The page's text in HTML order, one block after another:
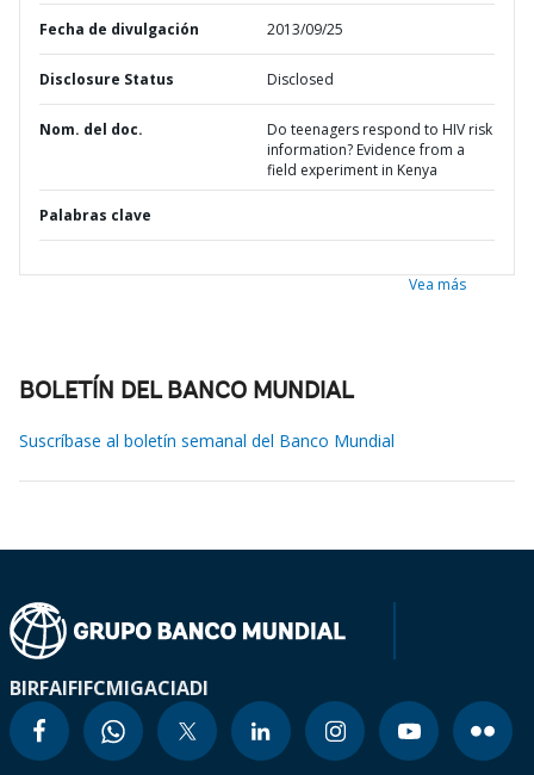
Fecha de divulgación 2013/09/25
Disclosure Status Disclosed
Nom. del doc.
Do teenagers respond to HIV risk
information? Evidence from a
field experiment in Kenya
Palabras clave
Vea más
BOLETÍN DEL BANCO MUNDIAL
Suscríbase al boletín semanal del Banco Mundial
BIRFAIFIFCMIGACIADI